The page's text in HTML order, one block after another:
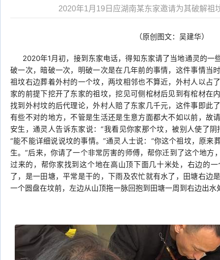
2020年1月19日应湖南某东家邀请为其破解祖
（原创图文：吴建华）
2020年1月初，接到东家电话，得知东家请了当地通灵的一
破一次，暗破一次，明破一次是在几年前的事情，这件事情当
祖坟右边葬着外村的一个坟，两坟相邻也不算近，外村人以占
家的前提下挖开了东家的祖坟，挖见可侧棺材后见到有棺材在
找到外村坟的后代理论，外村人赔了东家几千元，这件事即此
有些不对的地方，不管是生活还是生意方面都大不如以前，故
安生，通灵人告诉东家说：“我看见你家那个坟，被别人使了
“能不能详细说说坟的事情。”通灵人士说：“你这个祖坟，原来
生。”后来，你请了一个非常厉害的师傅，帮你迁到了这个地方
过来的，帮你家找到这个地在高山顶下面几十米处，右边的
了，是一田塘，平常是干的，下雨及农忙就有水了，田塘右边
一个圆盘在坟前，左边从山顶拖一脉回抱到田塘一周到右边出水